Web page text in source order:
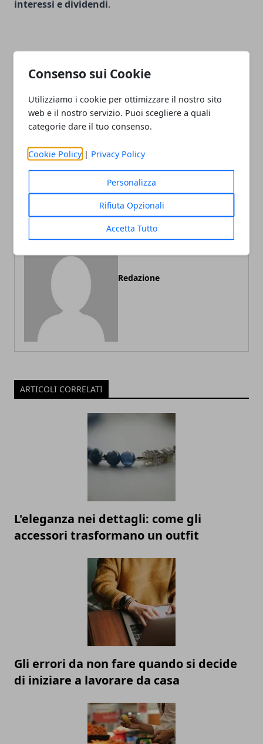
Consenso sui Cookie
Utilizziamo i cookie per ottimizzare il nostro sito
web e il nostro servizio. Puoi scegliere a quali
categorie dare il tuo consenso.
Cookie Policy | Privacy Policy
Personalizza
Rifiuta Opzionali
Accetta Tutto
interessi e dividendi.
Facebook
TwitterWhatsapp
Articolo Precedente
I vantaggi del noleggio a
lungo termine
tutte le caratteristiche da
Redazione
ARTICOLI CORRELATI
L'eleganza nei dettagli: come gli
accessori trasformano un outfit
Gli errori da non fare quando si decide
di iniziare a lavorare da casa